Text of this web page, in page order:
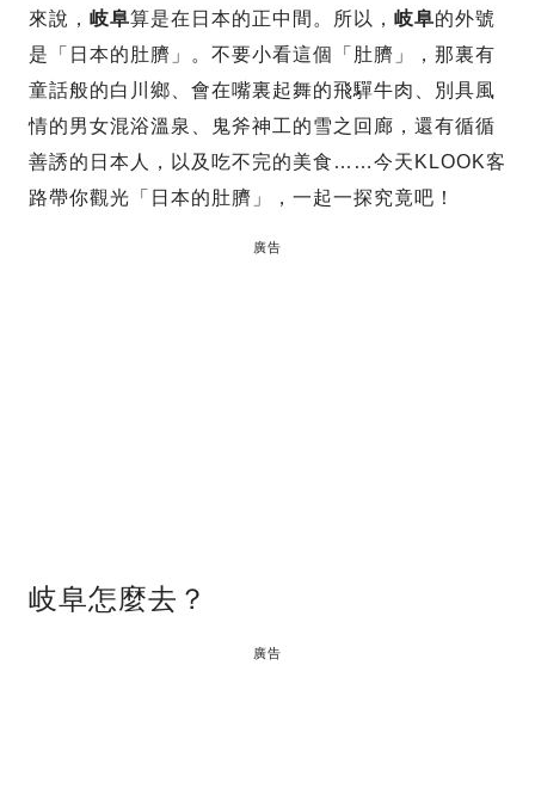
來說， 岐阜算是在日本的正中間。所以， 岐阜的外號
是「日本的肚臍」。不要小看這個「肚臍」，那裏有
童話般的白川鄉、會在嘴裏起舞的飛驒牛肉、別具風
情的男女混浴溫泉、鬼斧神工的雪之回廊，還有循循
善誘的日本人，以及吃不完的美食……今天KLOOK客
路帶你觀光「日本的肚臍」，一起一探究竟吧！
廣告
岐阜怎麼去？
廣告